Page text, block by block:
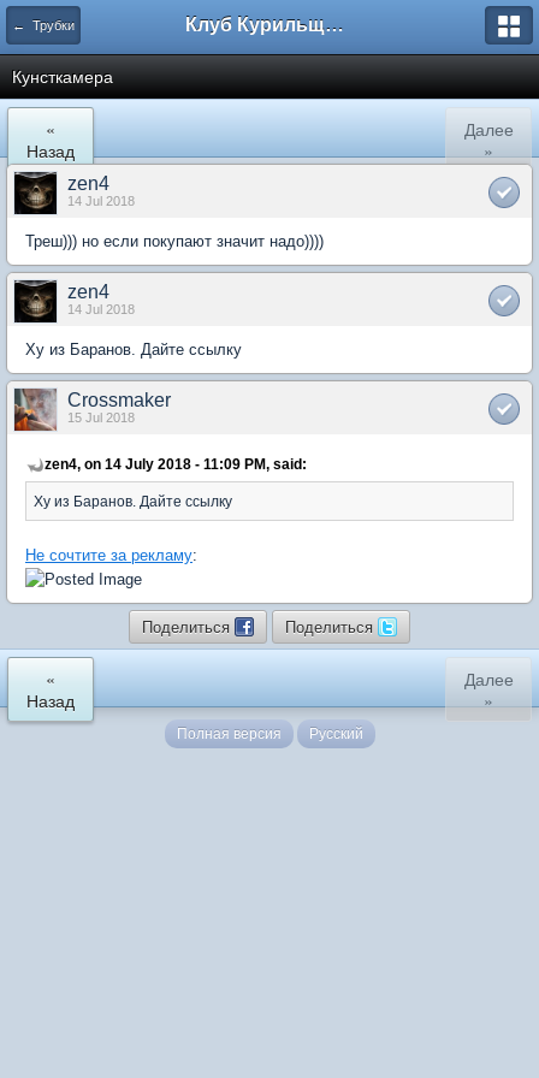
← Трубки Клуб Курильщиков Трубки
Кунсткамера
«
Назад
Далее
»
zen4
14 Jul 2018
Треш))) но если покупают значит надо))))
zen4
14 Jul 2018
Ху из Баранов. Дайте ссылку
Crossmaker
15 Jul 2018
zen4, on 14 July 2018 - 11:09 PM, said:
Ху из Баранов. Дайте ссылку
Не сочтите за рекламу:
Поделиться Поделиться
«
Назад
Далее
»
Полная версия Русский